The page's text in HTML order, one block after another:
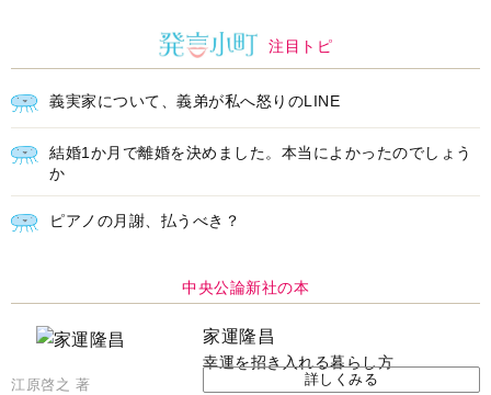
注目トピ
義実家について、義弟が私へ怒りのLINE
結婚1か月で離婚を決めました。本当によかったのでしょう
か
ピアノの月謝、払うべき？
中央公論新社の本
家運隆昌
幸運を招き入れる暮らし方
江原啓之 著 詳しくみる